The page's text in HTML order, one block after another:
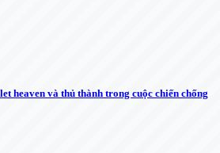
heaven và thủ thành trong cuộc chiến chống